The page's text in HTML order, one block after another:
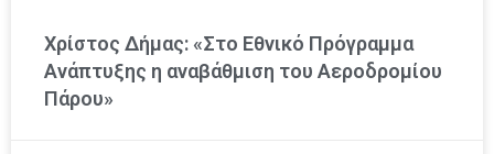
Χρίστος Δήμας: «Στο Εθνικό Πρόγραμμα
Ανάπτυξης η αναβάθμιση του Αεροδρομίου
Πάρου»